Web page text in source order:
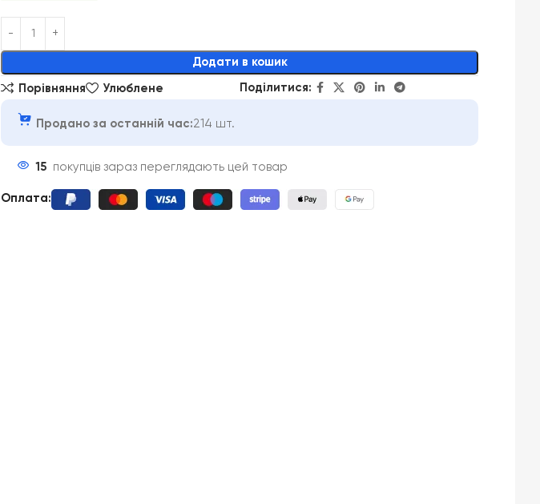
Додати в кошик
Alternative:
Порівняння Улюблене Поділитися:
Продано за останній час:214 шт.
15 покупців зараз переглядають цей товар
Оплата: